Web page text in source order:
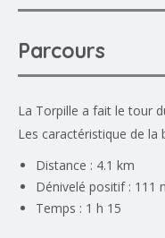
Parcours
La Torpille a fait le tour
Les caractéristique de la
Distance : 4.1 km
Dénivelé positif : 111
Temps : 1 h 15